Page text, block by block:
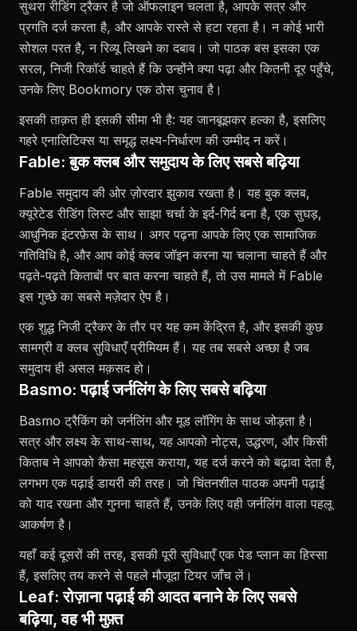
सुथरा रीडिंग ट्रैकर है जो ऑफलाइन चलता है, आपके सत्र और
प्रगति दर्ज करता है, और आपके रास्ते से हटा रहता है। न कोई भारी
सोशल परत है, न रिव्यू लिखने का दबाव। जो पाठक बस इसका एक
सरल, निजी रिकॉर्ड चाहते हैं कि उन्होंने क्या पढ़ा और कितनी दूर पहुँचे,
उनके लिए Bookmory एक ठोस चुनाव है।
इसकी ताक़त ही इसकी सीमा भी है: यह जानबूझकर हल्का है, इसलिए
गहरे एनालिटिक्स या समृद्ध लक्ष्य-निर्धारण की उम्मीद न करें।
Fable: बुक क्लब और समुदाय के लिए सबसे बढ़िया
Fable समुदाय की ओर ज़ोरदार झुकाव रखता है। यह बुक क्लब,
क्यूरेटेड रीडिंग लिस्ट और साझा चर्चा के इर्द-गिर्द बना है, एक सुघड़,
आधुनिक इंटरफ़ेस के साथ। अगर पढ़ना आपके लिए एक सामाजिक
गतिविधि है, और आप कोई क्लब जॉइन करना या चलाना चाहते हैं और
पढ़ते-पढ़ते किताबों पर बात करना चाहते हैं, तो उस मामले में Fable
इस गुच्छे का सबसे मज़ेदार ऐप है।
एक शुद्ध निजी ट्रैकर के तौर पर यह कम केंद्रित है, और इसकी कुछ
सामग्री व क्लब सुविधाएँ प्रीमियम हैं। यह तब सबसे अच्छा है जब
समुदाय ही असल मक़सद हो।
Basmo: पढ़ाई जर्नलिंग के लिए सबसे बढ़िया
Basmo ट्रैकिंग को जर्नलिंग और मूड लॉगिंग के साथ जोड़ता है।
सत्र और लक्ष्य के साथ-साथ, यह आपको नोट्स, उद्धरण, और किसी
किताब ने आपको कैसा महसूस कराया, यह दर्ज करने को बढ़ावा देता है,
लगभग एक पढ़ाई डायरी की तरह। जो चिंतनशील पाठक अपनी पढ़ाई
को याद रखना और गुनना चाहते हैं, उनके लिए वही जर्नलिंग वाला पहलू
आकर्षण है।
यहाँ कई दूसरों की तरह, इसकी पूरी सुविधाएँ एक पेड प्लान का हिस्सा
हैं, इसलिए तय करने से पहले मौजूदा टियर जाँच लें।
Leaf: रोज़ाना पढ़ाई की आदत बनाने के लिए सबसे
बढ़िया, वह भी मुफ़्त